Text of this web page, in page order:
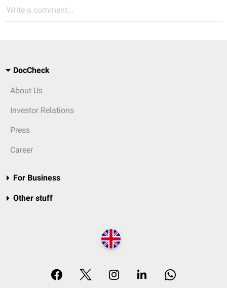
Write a comment...
DocCheck
About Us
Investor Relations
Press
Career
For Business
Other stuff